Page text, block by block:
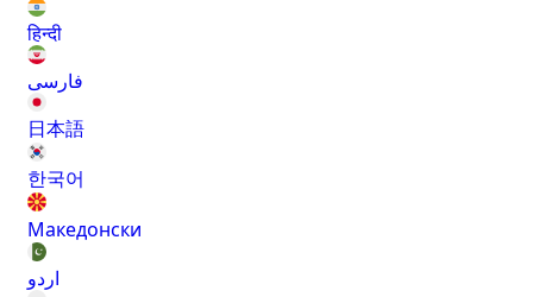
हिन्दी
فارسی
日本語
한국어
Македонски
اردو